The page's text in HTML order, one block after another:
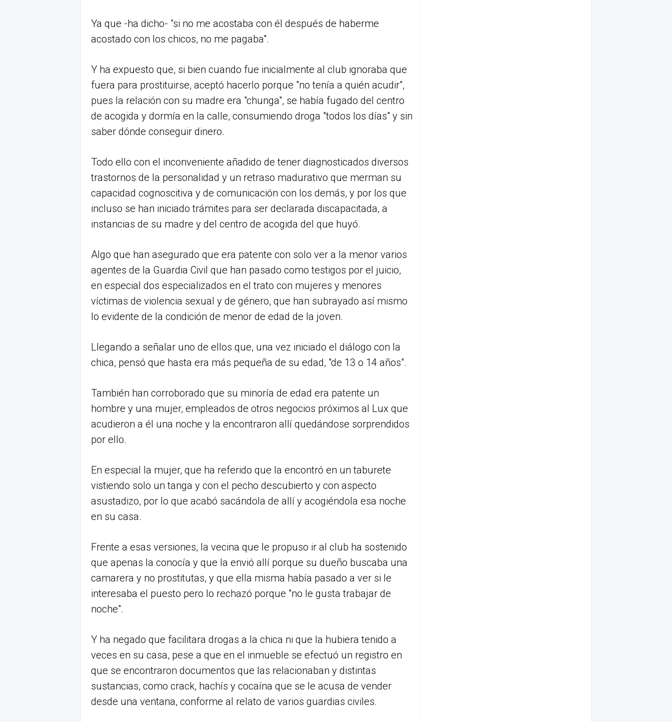
Ya que -ha dicho- "si no me acostaba con él después de haberme
acostado con los chicos, no me pagaba".
Y ha expuesto que, si bien cuando fue inicialmente al club ignoraba que
fuera para prostituirse, aceptó hacerlo porque "no tenía a quién acudir",
pues la relación con su madre era "chunga", se había fugado del centro
de acogida y dormía en la calle, consumiendo droga "todos los días" y sin
saber dónde conseguir dinero.
Todo ello con el inconveniente añadido de tener diagnosticados diversos
trastornos de la personalidad y un retraso madurativo que merman su
capacidad cognoscitiva y de comunicación con los demás, y por los que
incluso se han iniciado trámites para ser declarada discapacitada, a
instancias de su madre y del centro de acogida del que huyó.
Algo que han asegurado que era patente con solo ver a la menor varios
agentes de la Guardia Civil que han pasado como testigos por el juicio,
en especial dos especializados en el trato con mujeres y menores
víctimas de violencia sexual y de género, que han subrayado así mismo
lo evidente de la condición de menor de edad de la joven.
Llegando a señalar uno de ellos que, una vez iniciado el diálogo con la
chica, pensó que hasta era más pequeña de su edad, "de 13 o 14 años".
También han corroborado que su minoría de edad era patente un
hombre y una mujer, empleados de otros negocios próximos al Lux que
acudieron a él una noche y la encontraron allí quedándose sorprendidos
por ello.
En especial la mujer, que ha referido que la encontró en un taburete
vistiendo solo un tanga y con el pecho descubierto y con aspecto
asustadizo, por lo que acabó sacándola de allí y acogiéndola esa noche
en su casa.
Frente a esas versiones, la vecina que le propuso ir al club ha sostenido
que apenas la conocía y que la envió allí porque su dueño buscaba una
camarera y no prostitutas, y que ella misma había pasado a ver si le
interesaba el puesto pero lo rechazó porque "no le gusta trabajar de
noche".
Y ha negado que facilitara drogas a la chica ni que la hubiera tenido a
veces en su casa, pese a que en el inmueble se efectuó un registro en
que se encontraron documentos que las relacionaban y distintas
sustancias, como crack, hachís y cocaína que se le acusa de vender
desde una ventana, conforme al relato de varios guardias civiles.